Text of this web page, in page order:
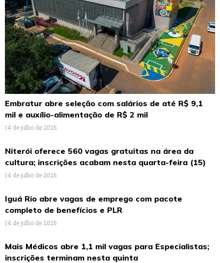
Embratur abre seleção com salários de até R$ 9,1
mil e auxílio-alimentação de R$ 2 mil
14 de julho de 2026
Niterói oferece 560 vagas gratuitas na área da
cultura; inscrições acabam nesta quarta-feira (15)
14 de julho de 2026
Iguá Rio abre vagas de emprego com pacote
completo de benefícios e PLR
14 de julho de 2026
Mais Médicos abre 1,1 mil vagas para Especialistas;
inscrições terminam nesta quinta